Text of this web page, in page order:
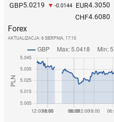
GBP5.0219 -0.0144 EUR4.3050
CHF4.6080
Forex
AKTUALIZACJA: 6 SIERPNIA, 17:10